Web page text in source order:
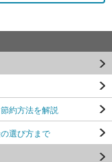
約方法を解説
選び方まで